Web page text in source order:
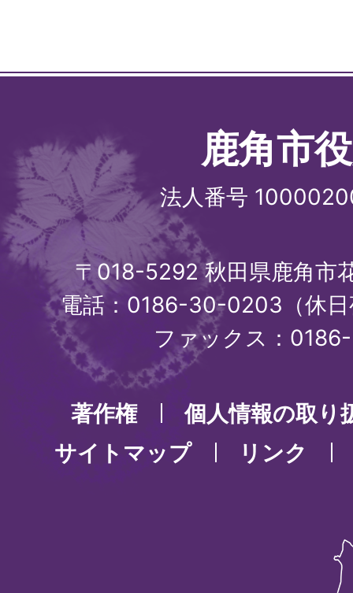
鹿角市
法人番号
〒018-5292 秋田県鹿角市
電話：0186-30-0203（休
ファックス：
著作権
個人情報の取り
サイトマップ
リンク